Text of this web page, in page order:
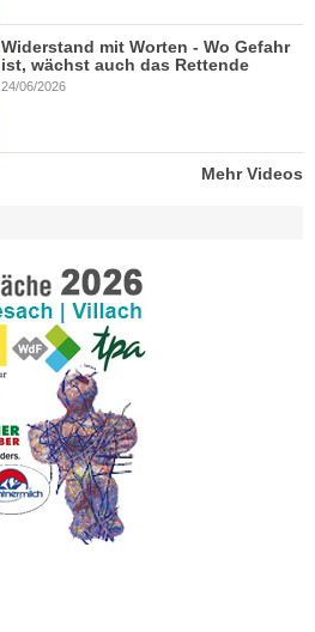
Widerstand mit Worten - Wo Gefahr
ist, wächst auch das Rettende
24/06/2026
Mehr Videos